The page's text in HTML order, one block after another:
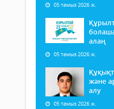
05 тамыз 2026 ж.
алаң
05 тамыз 2026 ж.
және
алу
05 тамыз 2026 ж.